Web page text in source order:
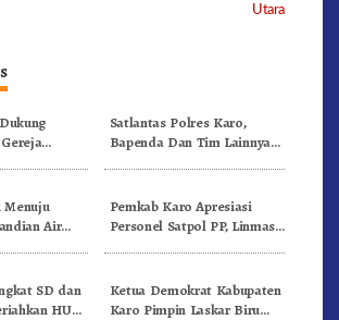
Utara
Satlantas Polres Karo,
Bapenda Dan Tim Lainnya
Menuju
Air
Pemkab Karo Apresiasi
Personel Satpol PP, Linmas,
SD dan
HUT
Ketua Demokrat Kabupaten
Karo Pimpin Laskar Biru